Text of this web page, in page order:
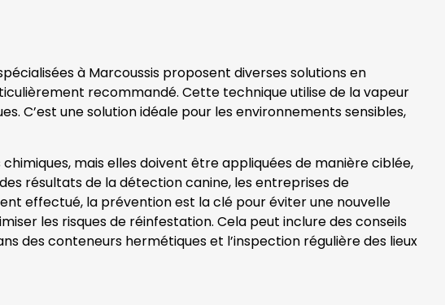
à Marcoussis proposent diverses solutions en
recommandé. Cette technique utilise de la vapeur
C’est une solution idéale pour les environnements sensibles,
mais elles doivent être appliquées de manière ciblée,
résultats de la détection canine, les entreprises de
effectué, la prévention est la clé pour éviter une nouvelle
les risques de réinfestation. Cela peut inclure des conseils
des conteneurs hermétiques et l’inspection régulière des lieux